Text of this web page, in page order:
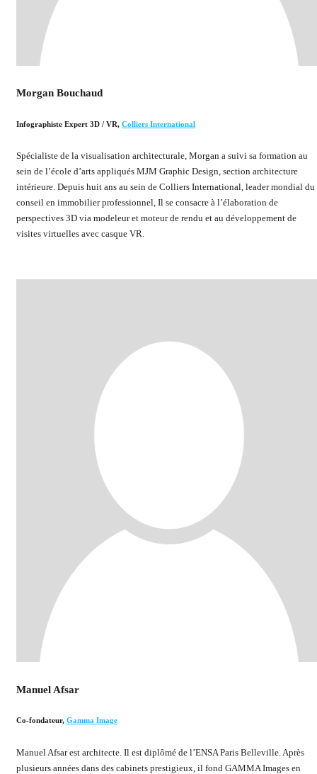
Morgan Bouchaud
Infographiste Expert 3D / VR, Colliers International
Spécialiste de la visualisation architecturale, Morgan a suivi sa formation au
sein de l’école d’arts appliqués MJM Graphic Design, section architecture
intérieure. Depuis huit ans au sein de Colliers International, leader mondial du
conseil en immobilier professionnel, Il se consacre à l’élaboration de
perspectives 3D via modeleur et moteur de rendu et au développement de
visites virtuelles avec casque VR.
Manuel Afsar
Co-fondateur, Gamma Image
Manuel Afsar est architecte. Il est diplômé de l’ENSA Paris Belleville. Après
plusieurs années dans des cabinets prestigieux, il fond GAMMA Images en